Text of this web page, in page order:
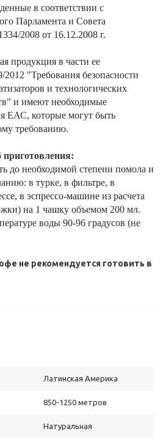
в соответствии с
Парламента и Совета
2008 от 16.12.2008 г.
продукция в части ее
"Требования безопасности
и технологических
и имеют необходимые
ЕАС, которые могут быть
требованию.
до необходимой степени помола и
в турке, в фильтре, в
в эспрессо-машине из расчета
на 1 чашку объемом 200 мл.
воды 90-96 градусов (не
не рекомендуется готовить в
Латинская Америка
850-1250 метров
Натуральная